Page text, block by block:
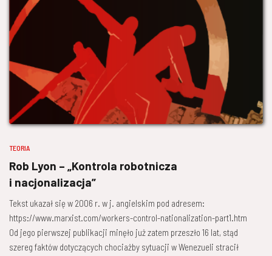
TEORIA
Rob Lyon – „Kontrola robotnicza
i nacjonalizacja”
Tekst ukazał się w 2006 r. w j. angielskim pod adresem:
https://www.marxist.com/workers-control-nationalization-part1.htm
Od jego pierwszej publikacji minęło już zatem przeszło 16 lat, stąd
szereg faktów dotyczących chociażby sytuacji w Wenezueli stracił